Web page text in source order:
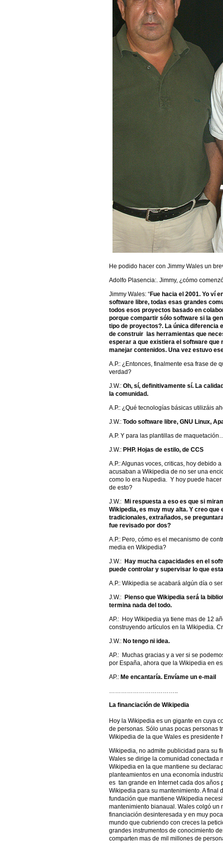
He podido hacer con Jimmy Wales un
Adolfo Plasencia:. Jimmy, ¿cómo
Jimmy Wales: “Fue hacia el 2001. Yo ví
software libre, todas esas grandes
todos esos proyectos basado en
porque compartir sólo software si la
tipo de proyectos?. La única diferencia
de construir las herramientas que
esperar a que existiera el software
manejar contenidos. Una vez estuvo
A.P.: ¿Entonces, finalmente esa frase de
verdad?
J.W.: Oh, sí, definitivamente sí. La
la comunidad.
A.P.: ¿Qué tecnologías básicas utilizáis
J.W.: Todo software libre, GNU Linux,
A.P. Y para las plantillas de
J.W.: PHP. Hojas de estilo, de CCS
A.P.: Algunas voces, criticas, hoy debido
acusaban a Wikipedia de no ser una
como lo era Nupedia. Y hoy puede
de esto?
J.W.: Mi respuesta a eso es que si
Wikipedia, es muy muy alta. Y creo
tradicionales, extrañados, se
fue revisado por dos?
A.P.: Pero, cómo es el mecanismo de
media en Wikipedia?
J.W.: Hay mucha capacidades en el
puede controlar y supervisar lo que
A.P.: Wikipedia se acabará algún día o
J.W.: Pienso que Wikipedia será la
termina nada del todo.
AP.: Hoy Wikipedia ya tiene mas de 12
construyendo artículos en la Wikipedia.
J.W.: No tengo ni idea.
AP.: Muchas gracias y a ver si se
por España, ahora que la Wikipedia en
AP.: Me encantaría. Envíame un e-mail
……………………………..
La financiación de Wikipedia
Hoy la Wikipedia es un gigante en cuya
de personas. Sólo unas pocas personas
Wikipedia de la que Wales es presidente
Wikipedia, no admite publicidad para su
Wales se dirige la comunidad conectada
Wikipedia en la que mantiene su
planteamientos en una economía
es tan grande en Internet cada dos años
Wikipedia para su mantenimiento. A final
fundación que mantiene Wikipedia
mantenimiento bianaual. Wales colgó
financiación desinteresada y en muy
mundo que cubriendo con creces la
grandes instrumentos de conocimiento
comparten mas de mil millones de